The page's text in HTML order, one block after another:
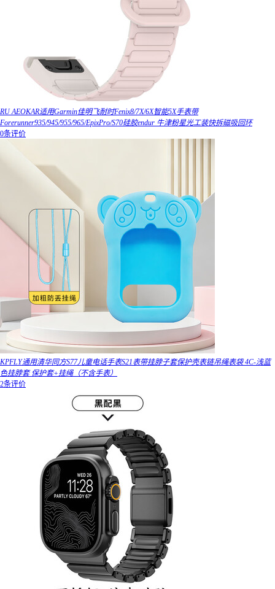
RU AEOKAR适用Garmin佳明飞耐时Fenix8/7X/6X智能5X手表带
Forerunner935/945/955/965/EpixPro/S70硅胶endur 牛津粉星光工装快拆磁吸回环
0条评价
KPFLY通用清华同方S77儿童电话手表S21表带挂脖子套保护壳表链吊绳表袋 4C-浅蓝
色挂脖套 保护套+挂绳（不含手表）
2条评价